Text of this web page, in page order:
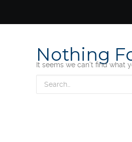
Nothing
It seems we can’t find what